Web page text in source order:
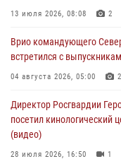
В Северо-Западном
08 августа 2026, 09:03 1
Росгвардейцы в ЛНР
08 августа 2026, 09:00
13 июля 2026, 08:08 2
Врио командующего
встретился с
04 августа 2026, 05:00 2
Директор Росгвардии
посетил
(видео)
28 июля 2026, 16:50 1